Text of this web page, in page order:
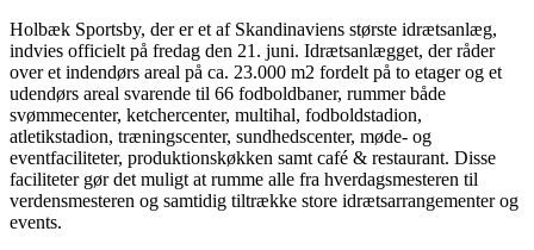
Holbæk Sportsby, der er et af Skandinaviens største idrætsanlæg,
indvies officielt på fredag den 21. juni. Idrætsanlægget, der råder
over et indendørs areal på ca. 23.000 m2 fordelt på to etager og et
udendørs areal svarende til 66 fodboldbaner, rummer både
svømmecenter, ketchercenter, multihal, fodboldstadion,
atletikstadion, træningscenter, sundhedscenter, møde- og
eventfaciliteter, produktionskøkken samt café & restaurant. Disse
faciliteter gør det muligt at rumme alle fra hverdagsmesteren til
verdensmesteren og samtidig tiltrække store idrætsarrangementer og
events.